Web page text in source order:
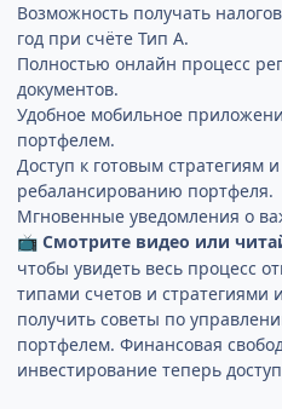
Возможность получать
год при счёте Тип А.
Полностью онлайн процесс
документов.
Удобное мобильное
портфелем.
Доступ к готовым стратегиям
ребалансированию портфеля.
Мгновенные уведомления о
📺 Смотрите видео или
чтобы увидеть весь процесс
типами счетов и стратегиями
получить советы по
портфелем. Финансовая
инвестирование теперь